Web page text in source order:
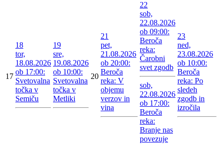
17
18
tor,
18.08.2026
ob 17:00:
Svetovalna
točka v
Semiču
19
sre,
19.08.2026
ob 10:00:
Svetovalna
točka v
Metliki
20
21
pet,
21.08.2026
ob 20:00:
Beroča
reka: V
objemu
verzov in
vina
22
sob,
22.08.2026
ob 09:00:
Beroča
reka:
Čarobni
svet zgodb
sob,
22.08.2026
ob 17:00:
Beroča
reka:
Branje nas
povezuje
23
ned,
23.08.2026
ob 10:00:
Beroča
reka: Po
sledeh
zgodb in
izročila